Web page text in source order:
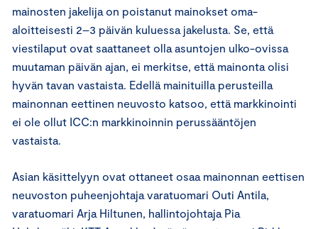
mainosten jakelija on poistanut mainokset oma-
aloitteisesti 2–3 päivän kuluessa jakelusta. Se, että
viestilaput ovat saattaneet olla asuntojen ulko-ovissa
muutaman päivän ajan, ei merkitse, että mainonta olisi
hyvän tavan vastaista. Edellä mainituilla perusteilla
mainonnan eettinen neuvosto katsoo, että markkinointi
ei ole ollut ICC:n markkinoinnin perussääntöjen
vastaista.
Asian käsittelyyn ovat ottaneet osaa mainonnan eettisen
neuvoston puheenjohtaja varatuomari Outi Antila,
varatuomari Arja Hiltunen, hallintojohtaja Pia